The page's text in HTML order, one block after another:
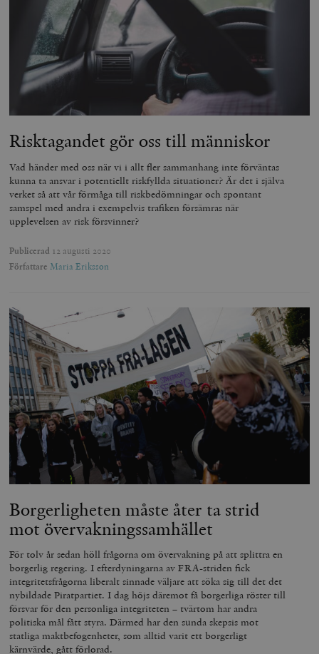
Risktagandet gör oss till människor
Vad händer med oss när vi i allt fler sammanhang inte förväntas
kunna ta ansvar i potentiellt riskfyllda situationer? Är det i själva
verket så att vår förmåga till riskbedömningar och spontant
samspel med andra i exempelvis trafiken försämras när
upplevelsen av risk försvinner?
Publicerad 12 augusti 2020
Författare Maria Eriksson
Borgerligheten måste åter ta strid
mot övervakningssamhället
För tolv år sedan höll frågorna om övervakning på att splittra en
borgerlig regering. I efterdyningarna av FRA-striden fick
integritetsfrågorna liberalt sinnade väljare att söka sig till det det
nybildade Piratpartiet. I dag höjs däremot få borgerliga röster till
försvar för den personliga integriteten – tvärtom har andra
politiska mål fått styra. Därmed har den sunda skepsis mot
statliga maktbefogenheter, som alltid varit ett borgerligt
kärnvärde, gått förlorad.